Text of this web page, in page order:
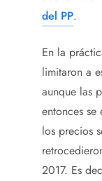
del PP.
En la
limitaron a
aunque las
entonces
los precios
2017. Es